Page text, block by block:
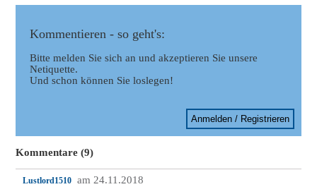
Kommentieren - so geht's:
Bitte melden Sie sich an und akzeptieren Sie unsere
Netiquette.
Und schon können Sie loslegen!
Anmelden / Registrieren
Kommentare (9)
Lustlord1510 am 24.11.2018